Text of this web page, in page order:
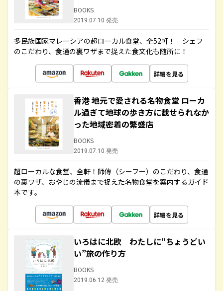
BOOKS
2019.07.10 発売
多民族国家マレーシアの超ローカル食堂、全52軒！ シェフ
のこだわり、食通の裏ワザまで捉えた食文化も随所に！
詳細を見る
香港 地元で愛される名物食堂 ローカ
ル過ぎて地球の歩き方に載せられなか
った地域密着の繁盛店
BOOKS
2019.07.10 発売
超ローカルな食堂、全軒！師傳（シーフー）のこだわり、食通
の裏ワザ、おやじの流儀まで捉えた名物食堂を案内するガイド
本です。
詳細を見る
いろはに北欧 わたしに“ちょうどい
い”旅の作り方
BOOKS
2019.06.12 発売